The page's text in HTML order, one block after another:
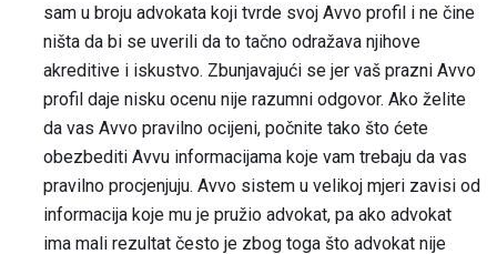
sam u broju advokata koji tvrde svoj Avvo profil i ne čine
ništa da bi se uverili da to tačno odražava njihove
akreditive i iskustvo. Zbunjavajući se jer vaš prazni Avvo
profil daje nisku ocenu nije razumni odgovor. Ako želite
da vas Avvo pravilno ocijeni, počnite tako što ćete
obezbediti Avvu informacijama koje vam trebaju da vas
pravilno procjenjuju. Avvo sistem u velikoj mjeri zavisi od
informacija koje mu je pružio advokat, pa ako advokat
ima mali rezultat često je zbog toga što advokat nije